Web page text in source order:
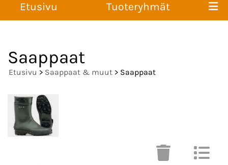
Etusivu Tuoteryhmät
Saappaat
Etusivu > Saappaat & muut > Saappaat